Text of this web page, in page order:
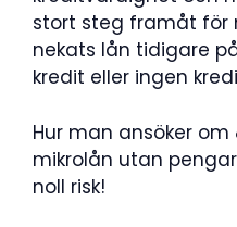
stort steg framåt för
nekats lån tidigare
kredit eller ingen
Hur man ansöker
mikrolån utan
noll risk!